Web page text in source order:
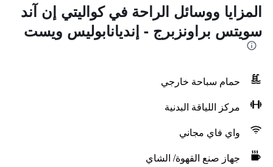
المزايا ووسائل الراحة في كواليتي إن آند
سويتس براونزبرج - إنديانابوليس ويست
حمام سباحة خارجي
مركز اللياقة البدنية
واي فاي مجاني
جهاز صنع القهوة/ الشاي